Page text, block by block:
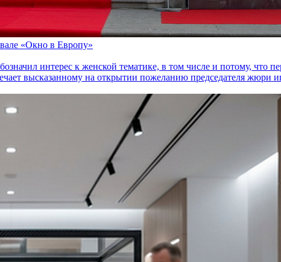
«Окно в Европу»
интерес к женской тематике, в том числе и потому, что
высказанному на открытии пожеланию председателя жюри